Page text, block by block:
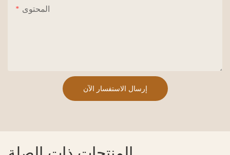
المحتوى
إرسال الاستفسار الآن